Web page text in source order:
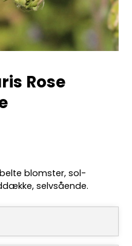
Rose
blomster, sol-
selvsående.